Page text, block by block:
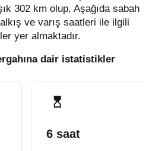
302 km olup, Aşağıda sabah
ve varış saatleri ile ilgili
yer almaktadır.
dair istatistikler
6 saat